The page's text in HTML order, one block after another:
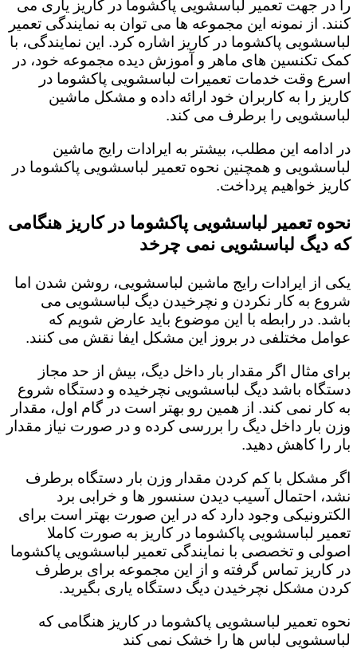
را در جهت تعمیر لباسشویی پاکشوما در کاریز یاری می
کنند. از نمونه این مجموعه ها می توان به نمایندگی تعمیر
لباسشویی پاکشوما در کاریز اشاره کرد. این نمایندگی، با
کمک تکنسین های ماهر و آموزش دیده مجموعه خود، در
اسرع وقت خدمات تعمیرات لباسشویی پاکشوما در
کاریز را به کاربران خود ارائه داده و مشکل ماشین
لباسشویی را برطرف می کند.
در ادامه این مطلب، بیشتر به ایرادات رایج ماشین
لباسشویی و همچنین نحوه تعمیر لباسشویی پاکشوما در
کاریز خواهیم پرداخت.
نحوه تعمیر لباسشویی پاکشوما در کاریز هنگامی
که دیگ لباسشویی نمی چرخد
یکی از ایرادات رایج ماشین لباسشویی، روشن شدن اما
شروع به کار نکردن و نچرخیدن دیگ لباسشویی می
باشد. در رابطه با این موضوع باید عارض شویم که
عوامل مختلفی در بروز این مشکل ایفا نقش می کنند.
برای مثال اگر مقدار بار داخل دیگ، بیش از حد مجاز
دستگاه باشد دیگ لباسشویی نچرخیده و دستگاه شروع
به کار نمی کند. از همین رو بهتر است در گام اول، مقدار
وزن بار داخل دیگ را بررسی کرده و در صورت نیاز مقدار
بار را کاهش دهید‌.
اگر مشکل با کم کردن مقدار وزن بار دستگاه برطرف
نشد، احتمال آسیب دیدن سنسور ها و خرابی برد
الکترونیکی وجود دارد که در این صورت بهتر است برای
تعمیر لباسشویی پاکشوما در کاریز به صورت کاملا
اصولی و تخصصی با نمایندگی تعمیر لباسشویی پاکشوما
در کاریز تماس گرفته و از این مجموعه برای برطرف
کردن مشکل نچرخیدن دیگ دستگاه یاری بگیرید.
نحوه تعمیر لباسشویی پاکشوما در کاریز هنگامی که
لباسشویی لباس ها را خشک نمی کند